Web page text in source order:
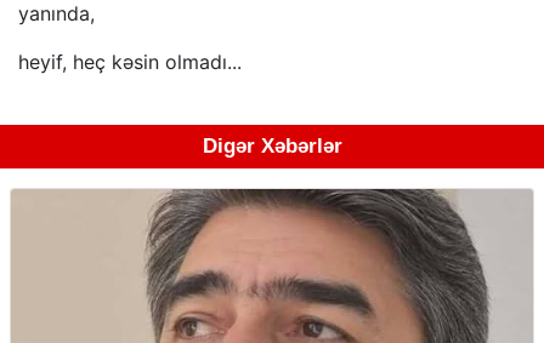
yanında,
heyif, heç kəsin olmadı...
Digər Xəbərlər